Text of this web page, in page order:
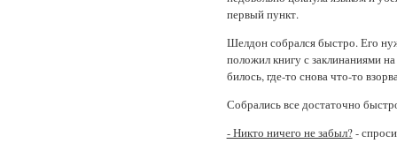
первый пункт.
Шелдон собрался быстро. Его
положил книгу с заклинаниями
билось, где-то снова что-то
Собрались все достаточно
- Никто ничего не забыл?-